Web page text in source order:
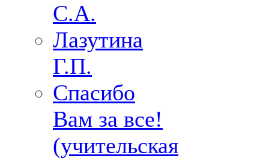
С.А.
Лазутина
Г.П.
Спасибо
Вам за все!
(учительская